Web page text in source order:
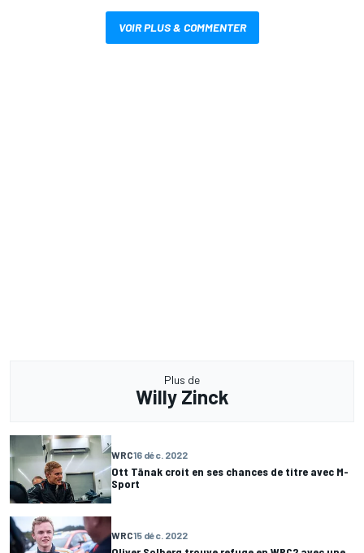
VOIR PLUS & COMMENTER
Plus de
Willy Zinck
WRC16 déc. 2022
Ott Tänak croit en ses chances de titre avec M-
Sport
WRC15 déc. 2022